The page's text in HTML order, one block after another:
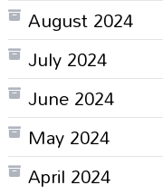
August 2024
July 2024
June 2024
May 2024
April 2024